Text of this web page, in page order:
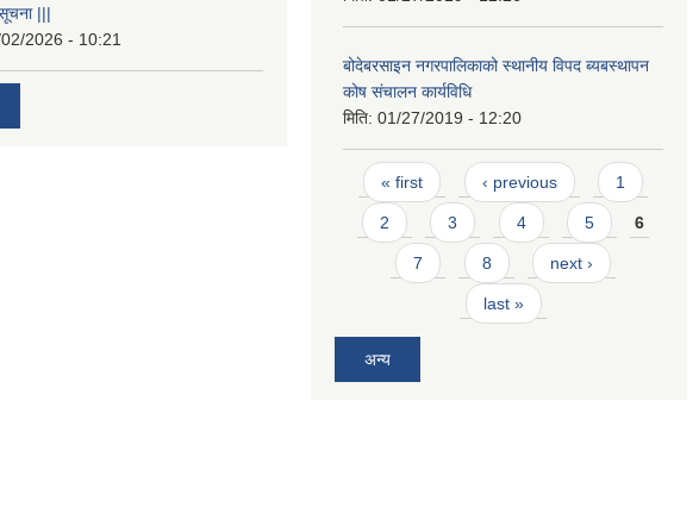
|||
2026 - 10:21
बोदेबरसाइन नगरपालिकाको स्थानीय विपद ब्यबस्थापन
कोष संचालन कार्यविधि
मिति: 01/27/2019 - 12:20
Pages
« first ‹ previous 1
2 3 4 5 6
7 8 next ›
last »
अन्य